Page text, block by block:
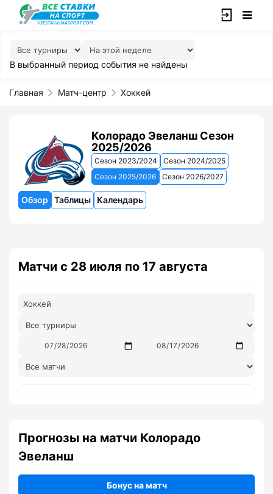
В выбранный период события не найдены
Главная Матч-центр Хоккей
Колорадо Эвеланш Сезон
2025/2026
Сезон 2023/2024
Сезон 2024/2025
Сезон 2025/2026
Сезон 2026/2027
Обзор Таблицы Календарь
Матчи с 28 июля по 17 августа
Хоккей
Прогнозы на матчи Колорадо
Эвеланш
Бонус на матч